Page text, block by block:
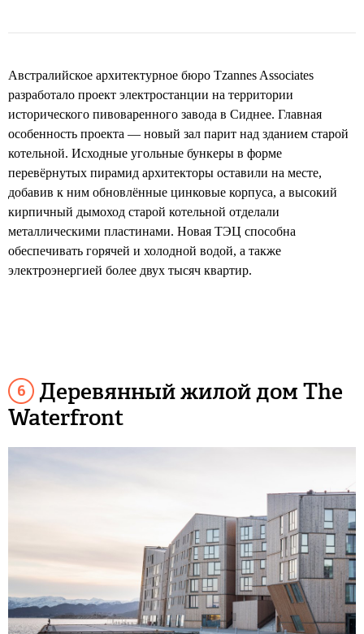
Австралийское архитектурное бюро Tzannes Associates
разработало проект электростанции на территории
исторического пивоваренного завода в Сиднее. Главная
особенность проекта — новый зал парит над зданием старой
котельной. Исходные угольные бункеры в форме
перевёрнутых пирамид архитекторы оставили на месте,
добавив к ним обновлённые цинковые корпуса, а высокий
кирпичный дымоход старой котельной отделали
металлическими пластинами. Новая ТЭЦ способна
обеспечивать горячей и холодной водой, а также
электроэнергией более двух тысяч квартир.
Деревянный жилой дом The
Waterfront